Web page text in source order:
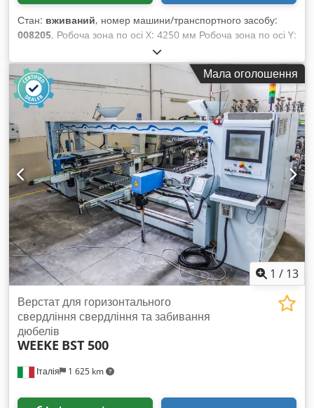
Стан: вживаний, номер машини/транспортного засобу:
008205, Робоча зона по осі X: 4250 мм Робоча зона по осі Y:
1320 мм Робочий стіл: з вакуумними консолями Потужність
головного шпинделя: 11 кВт Кількість керованих осей: 4 осі
Кількість свердлильних шпинделів: 31 Кількість позицій для
інструментів: 22 Chedpfsx A Th Rjx Aqvoa
Мала оголошення
1 / 13
Італія 1 625 km
Верстат для горизонтального
свердління свердління та забивання
дюбелів
WEEKE BST 500